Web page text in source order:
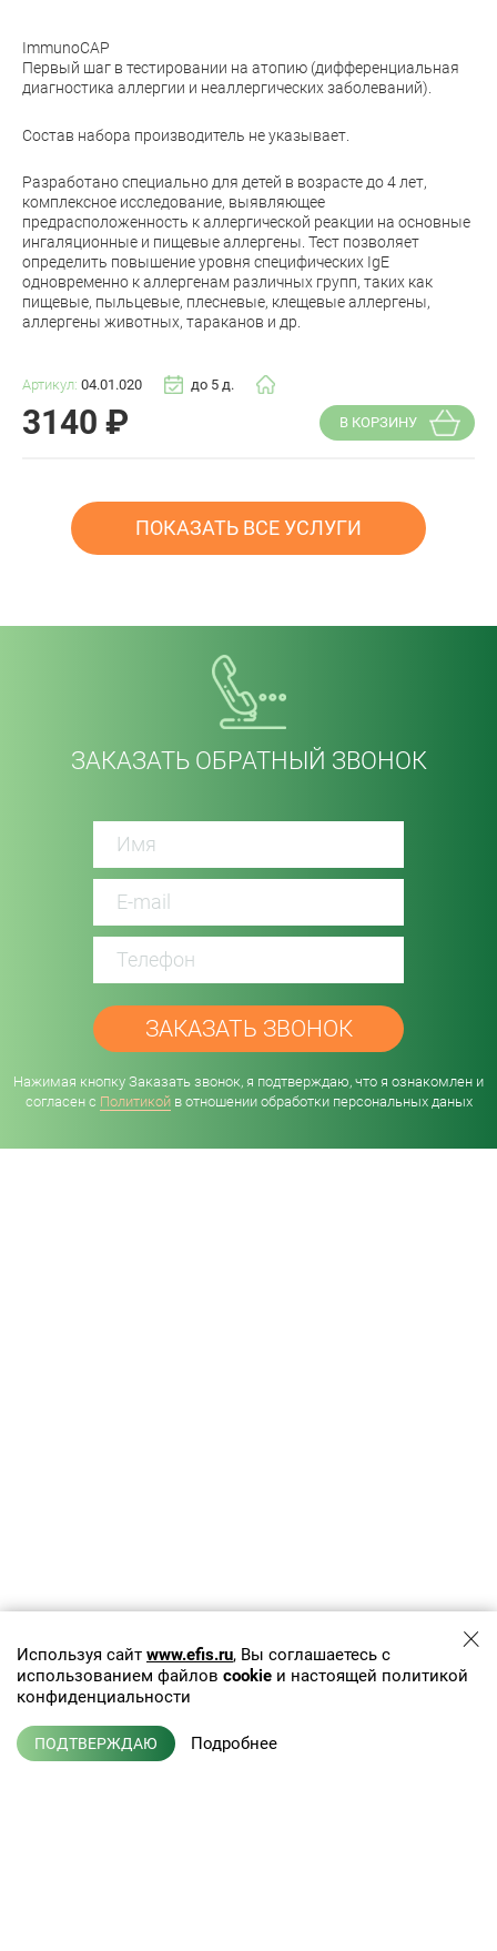
ImmunoCAP
Первый шаг в тестировании на атопию (дифференциальная
диагностика аллергии и неаллергических заболеваний).
Состав набора производитель не указывает.
Разработано специально для детей в возрасте до 4 лет,
комплексное исследование, выявляющее
предрасположенность к аллергической реакции на основные
ингаляционные и пищевые аллергены. Тест позволяет
определить повышение уровня специфических IgE
одновременно к аллергенам различных групп, таких как
пищевые, пыльцевые, плесневые, клещевые аллергены,
аллергены животных, тараканов и др.
Артикул: 04.01.020 до 5 д.
3140 ₽ В КОРЗИНУ
ПОКАЗАТЬ ВСЕ УСЛУГИ
ЗАКАЗАТЬ ОБРАТНЫЙ ЗВОНОК
Нажимая кнопку Заказать звонок, я подтверждаю, что я ознакомлен и
согласен с Политикойв отношении обработки персональных даных
Используя сайт www.efis.ru, Вы соглашаетесь с
использованием файлов cookie и настоящей политикой
конфиденциальности
ПОДТВЕРЖДАЮ Подробнее